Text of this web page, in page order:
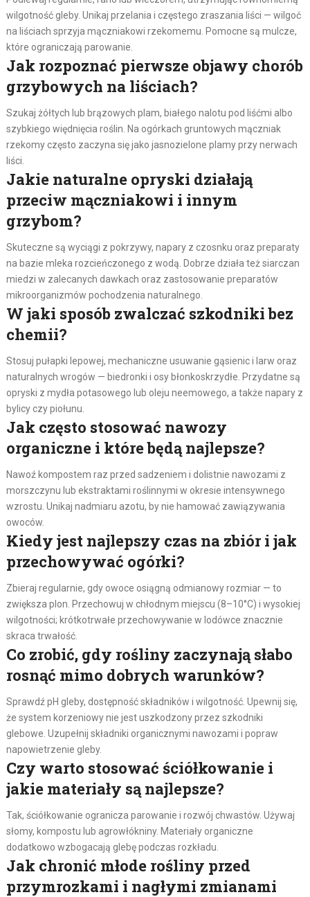
wilgotność gleby. Unikaj przelania i częstego zraszania liści — wilgoć
na liściach sprzyja mączniakowi rzekomemu. Pomocne są mulcze,
które ograniczają parowanie.
Jak rozpoznać pierwsze objawy chorób
grzybowych na liściach?
Szukaj żółtych lub brązowych plam, białego nalotu pod liśćmi albo
szybkiego więdnięcia roślin. Na ogórkach gruntowych mączniak
rzekomy często zaczyna się jako jasnozielone plamy przy nerwach
liści.
Jakie naturalne opryski działają
przeciw mączniakowi i innym
grzybom?
Skuteczne są wyciągi z pokrzywy, napary z czosnku oraz preparaty
na bazie mleka rozcieńczonego z wodą. Dobrze działa też siarczan
miedzi w zalecanych dawkach oraz zastosowanie preparatów
mikroorganizmów pochodzenia naturalnego.
W jaki sposób zwalczać szkodniki bez
chemii?
Stosuj pułapki lepowej, mechaniczne usuwanie gąsienic i larw oraz
naturalnych wrogów — biedronki i osy błonkoskrzydłe. Przydatne są
opryski z mydła potasowego lub oleju neemowego, a także napary z
bylicy czy piołunu.
Jak często stosować nawozy
organiczne i które będą najlepsze?
Nawoź kompostem raz przed sadzeniem i dolistnie nawozami z
morszczynu lub ekstraktami roślinnymi w okresie intensywnego
wzrostu. Unikaj nadmiaru azotu, by nie hamować zawiązywania
owoców.
Kiedy jest najlepszy czas na zbiór i jak
przechowywać ogórki?
Zbieraj regularnie, gdy owoce osiągną odmianowy rozmiar — to
zwiększa plon. Przechowuj w chłodnym miejscu (8–10°C) i wysokiej
wilgotności; krótkotrwałe przechowywanie w lodówce znacznie
skraca trwałość.
Co zrobić, gdy rośliny zaczynają słabo
rosnąć mimo dobrych warunków?
Sprawdź pH gleby, dostępność składników i wilgotność. Upewnij się,
że system korzeniowy nie jest uszkodzony przez szkodniki
glebowe. Uzupełnij składniki organicznymi nawozami i popraw
napowietrzenie gleby.
Czy warto stosować ściółkowanie i
jakie materiały są najlepsze?
Tak, ściółkowanie ogranicza parowanie i rozwój chwastów. Używaj
słomy, kompostu lub agrowłókniny. Materiały organiczne
dodatkowo wzbogacają glebę podczas rozkładu.
Jak chronić młode rośliny przed
przymrozkami i nagłymi zmianami